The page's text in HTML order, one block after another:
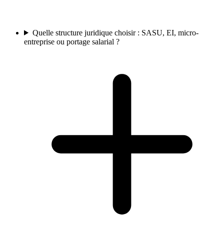
Quelle structure juridique choisir : SASU, EI, micro-
entreprise ou portage salarial ?